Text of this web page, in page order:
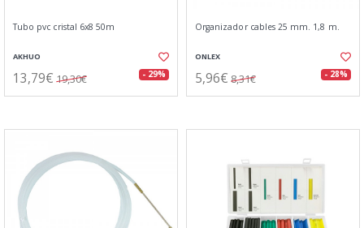
Tubo pvc cristal 6x8 50m
AKHUO
13,79€ 19,30€ - 29%
Organizador cables 25 mm. 1,8 m.
ONLEX
5,96€ 8,31€ - 28%